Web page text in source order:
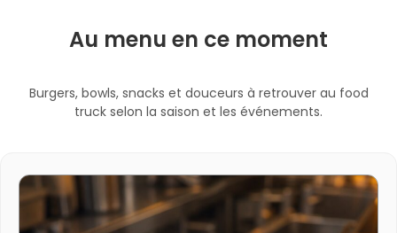
Au menu en ce moment
Burgers, bowls, snacks et douceurs à retrouver au food
truck selon la saison et les événements.